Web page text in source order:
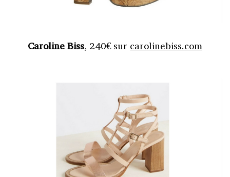
Caroline Biss, 240€ sur carolinebiss.com